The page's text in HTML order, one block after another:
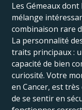
Les Gémeaux dont
mélange
combinaison rare
La personnalité
traits principaux :
capacité de bien
curiosité. Votre
en Cancer, est très
de se sentir en